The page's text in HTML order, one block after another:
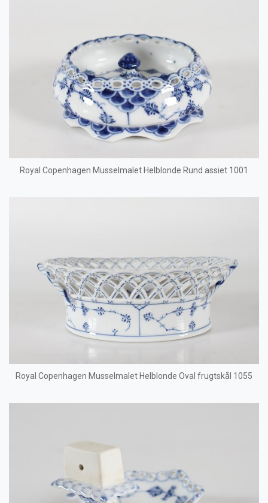
Royal Copenhagen Musselmalet Helblonde Rund assiet 1001
Royal Copenhagen Musselmalet Helblonde Oval frugtskål 1055